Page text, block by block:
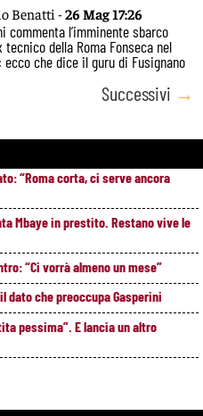
Benatti -26 Mag 17:26
commenta l’imminente sbarco
tecnico della Roma Fonseca nel
ecco che dice il guru di Fusignano
Successivi →
“Roma corta, ci serve ancora
Mbaye in prestito. Restano vive le
“Ci vorrà almeno un mese”
dato che preoccupa Gasperini
pessima”. E lancia un altro